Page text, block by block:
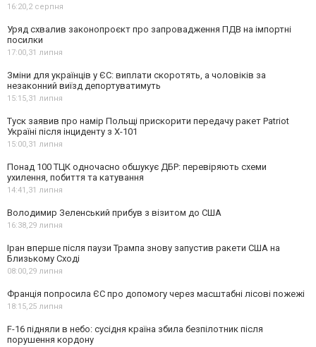
16:20,2 серпня
Уряд схвалив законопроєкт про запровадження ПДВ на імпортні
посилки
17:00,31 липня
Зміни для українців у ЄС: виплати скоротять, а чоловіків за
незаконний виїзд депортуватимуть
15:15,31 липня
Туск заявив про намір Польщі прискорити передачу ракет Patriot
Україні після інциденту з Х-101
15:00,31 липня
Понад 100 ТЦК одночасно обшукує ДБР: перевіряють схеми
ухилення, побиття та катування
14:41,31 липня
Володимир Зеленський прибув з візитом до США
16:38,29 липня
Іран вперше після паузи Трампа знову запустив ракети США на
Близькому Сході
08:00,29 липня
Франція попросила ЄС про допомогу через масштабні лісові пожежі
18:15,25 липня
F-16 підняли в небо: сусідня країна збила безпілотник після
порушення кордону